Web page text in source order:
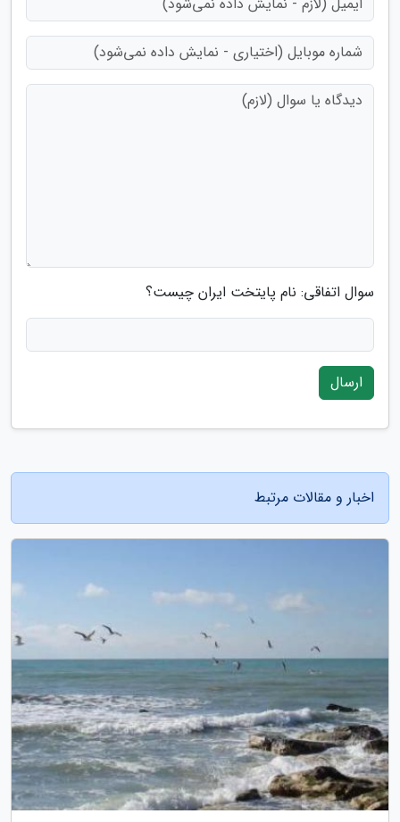
سوال اتفاقی: نام پایتخت ایران چیست؟
ارسال
اخبار و مقالات مرتبط